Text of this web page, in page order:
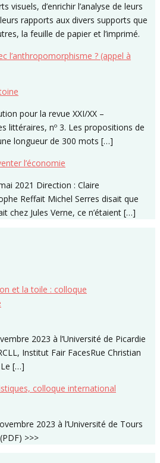
visuels, d’enrichir l’analyse de leurs
rapports aux divers supports que
la feuille de papier et l’imprimé.
l’anthropomorphisme ? (appel à
pour la revue XXI/XX –
littéraires, nº 3. Les propositions de
longueur de 300 mots […]
l’économie
2021 Direction : Claire
Reffait Michel Serres disait que
chez Jules Verne, ce n’étaient […]
et la toile : colloque
2023 à l’Université de Picardie
Institut Fair FacesRue Christian
[…]
colloque international
2023 à l’Université de Tours
>>>